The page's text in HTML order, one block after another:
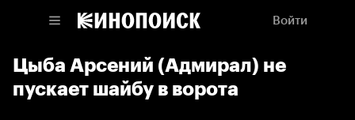
Войти
Цыба Арсений (Адмирал) не
пускает шайбу в ворота